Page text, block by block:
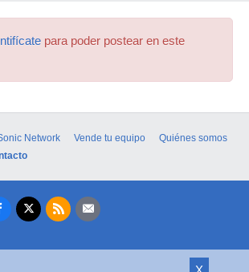
para poder postear en este
Network Vende tu equipo
Quiénes somos